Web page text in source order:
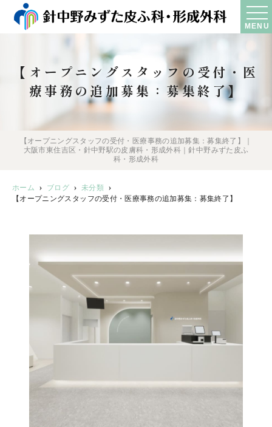
MENU
【オープニングスタッフの受付・医
療事務の追加募集：募集終了】
【オープニングスタッフの受付・医療事務の追加募集：募集終了】｜
大阪市東住吉区・針中野駅の皮膚科・形成外科｜針中野みずた皮ふ
科・形成外科
ホーム ブログ
未分類
【オープニングスタッフの受付・医療事務の追加募集：募集終了】